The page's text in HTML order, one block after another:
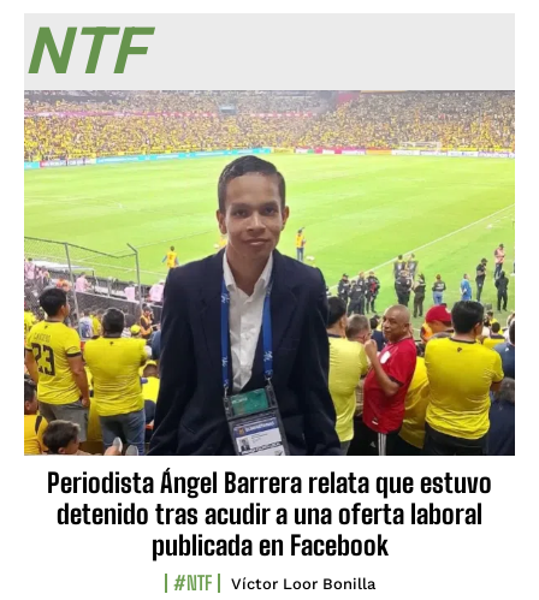
NTF
Periodista Ángel Barrera relata que estuvo
detenido tras acudir a una oferta laboral
publicada en Facebook
#NTF Víctor Loor Bonilla